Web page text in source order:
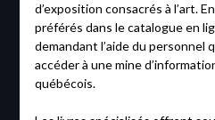
d’exposition consacrés à l’art.
préférés dans le catalogue en
demandant l’aide du personnel
accéder à une mine
québécois.